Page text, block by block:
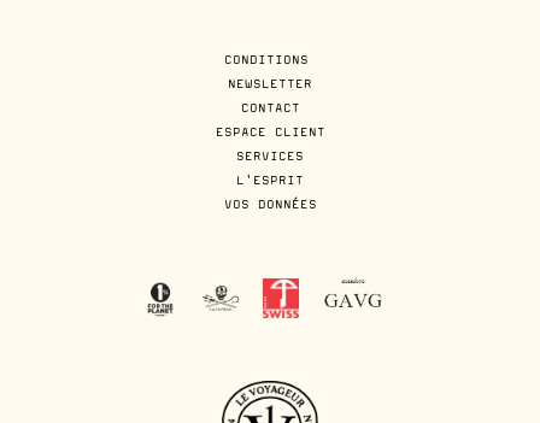
CONDITIONS
NEWSLETTER
CONTACT
ESPACE CLIENT
SERVICES
L'ESPRIT
VOS DONNÉES